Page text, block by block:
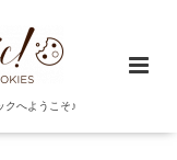
クへようこそ♪